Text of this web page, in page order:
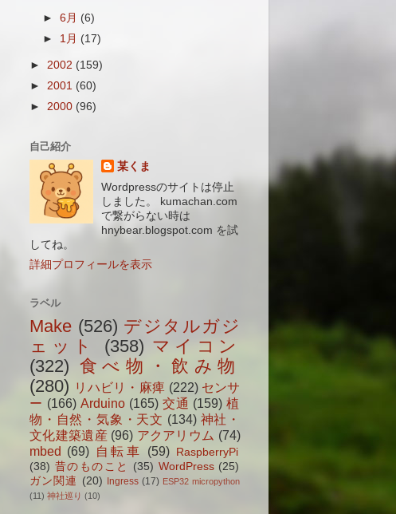
►6月 (6)
► 1月 (17)
► 2002 (159)
► 2001 (60)
► 2000 (96)
自己紹介
某くま
Wordpressのサイトは停止
しました。 kumachan.com
で繋がらない時は
hnybear.blogspot.com を試
してね。
詳細プロフィールを表示
ラベル
Make (526) デジタルガジ
ェット
(358) マイコン
(322) 食べ物・飲み物
(280) リハビリ・麻痺 (222) センサ
ー (166) Arduino (165) 交通 (159) 植
物・自然・気象・天文 (134) 神社・
文化建築遺産 (96) アクアリウム (74)
mbed (69) 自転車 (59) RaspberryPi
(38) 昔のものこと (35) WordPress (25)
ガン関連 (20) Ingress (17) ESP32 micropython
(11) 神社巡り (10)